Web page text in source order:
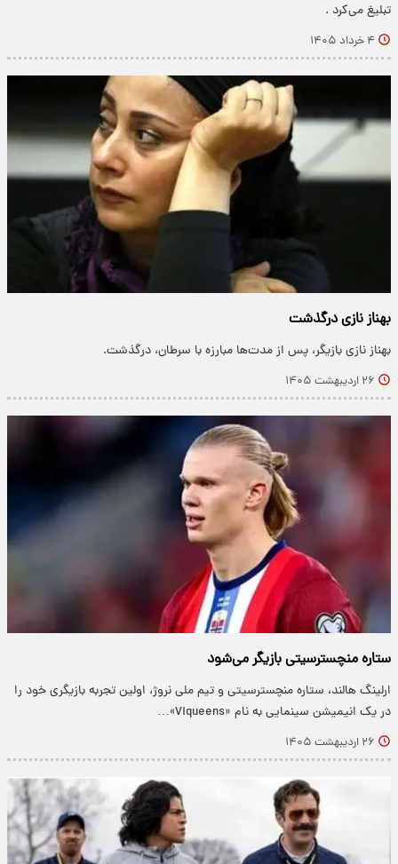
تبلیغ می‌کرد .
۴ خرداد ۱۴۰۵
بهناز نازی درگذشت
بهناز نازی بازیگر، پس از مدت‌ها مبارزه با سرطان، درگذشت.
۲۶ اردیبهشت ۱۴۰۵
ستاره منچسترسیتی بازیگر می‌شود
ارلینگ هالند، ستاره منچسترسیتی و تیم ملی نروژ، اولین تجربه بازیگری خود را
در یک انیمیشن سینمایی به نام «Viqueens»…
۲۶ اردیبهشت ۱۴۰۵